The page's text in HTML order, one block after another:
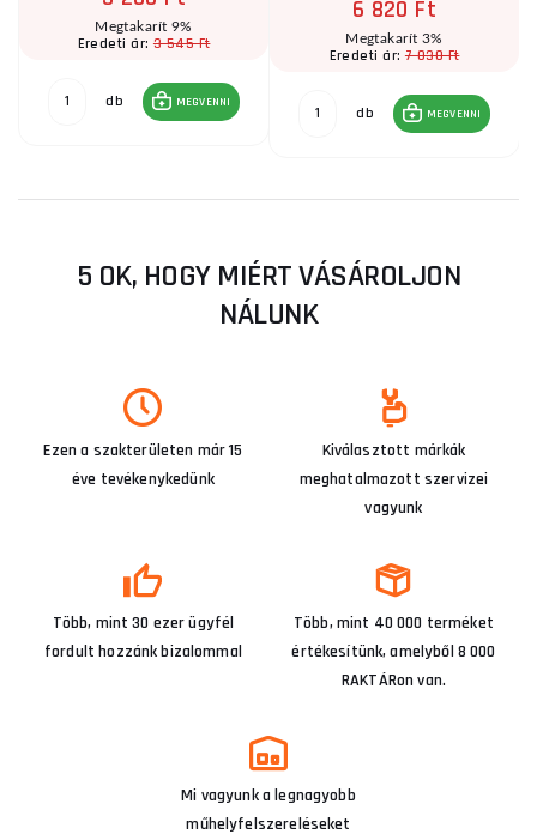
Megtakarít 9%
Eredeti ár:3 545 Ft
db MEGVENNI
6 820 Ft
Megtakarít 3%
Eredeti ár:7 030 Ft
db MEGVENNI
5 OK, HOGY MIÉRT VÁSÁROLJON
NÁLUNK
Ezen a szakterületen már 15
éve tevékenykedünk
Kiválasztott márkák
meghatalmazott szervizei
vagyunk
Több, mint 30 ezer ügyfél
fordult hozzánk bizalommal
Több, mint 40 000 terméket
értékesítünk, amelyből 8 000
RAKTÁRon van.
Mi vagyunk a legnagyobb
műhelyfelszereléseket